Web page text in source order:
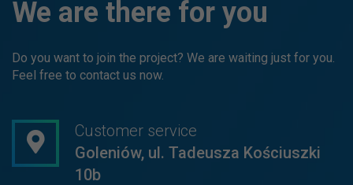
We are there for you
Do you want to join the project? We are waiting just for you.
Feel free to contact us now.
Customer service
Goleniów, ul. Tadeusza Kościuszki
10b